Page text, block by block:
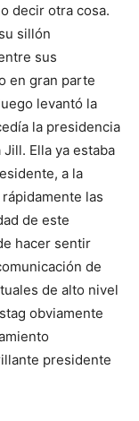
decir otra cosa.
sillón
sus
en gran parte
levantó la
la presidencia
Ella ya estaba
a la
las
de este
hacer sentir
de
de alto nivel
obviamente
presidente